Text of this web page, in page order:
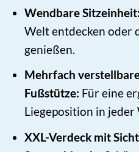
Wendbare Sitzeinheit:
Welt entdecken oder
genießen.
Mehrfach
Fußstütze: Für eine
Liegeposition in jeder
XXL-Verdeck mit